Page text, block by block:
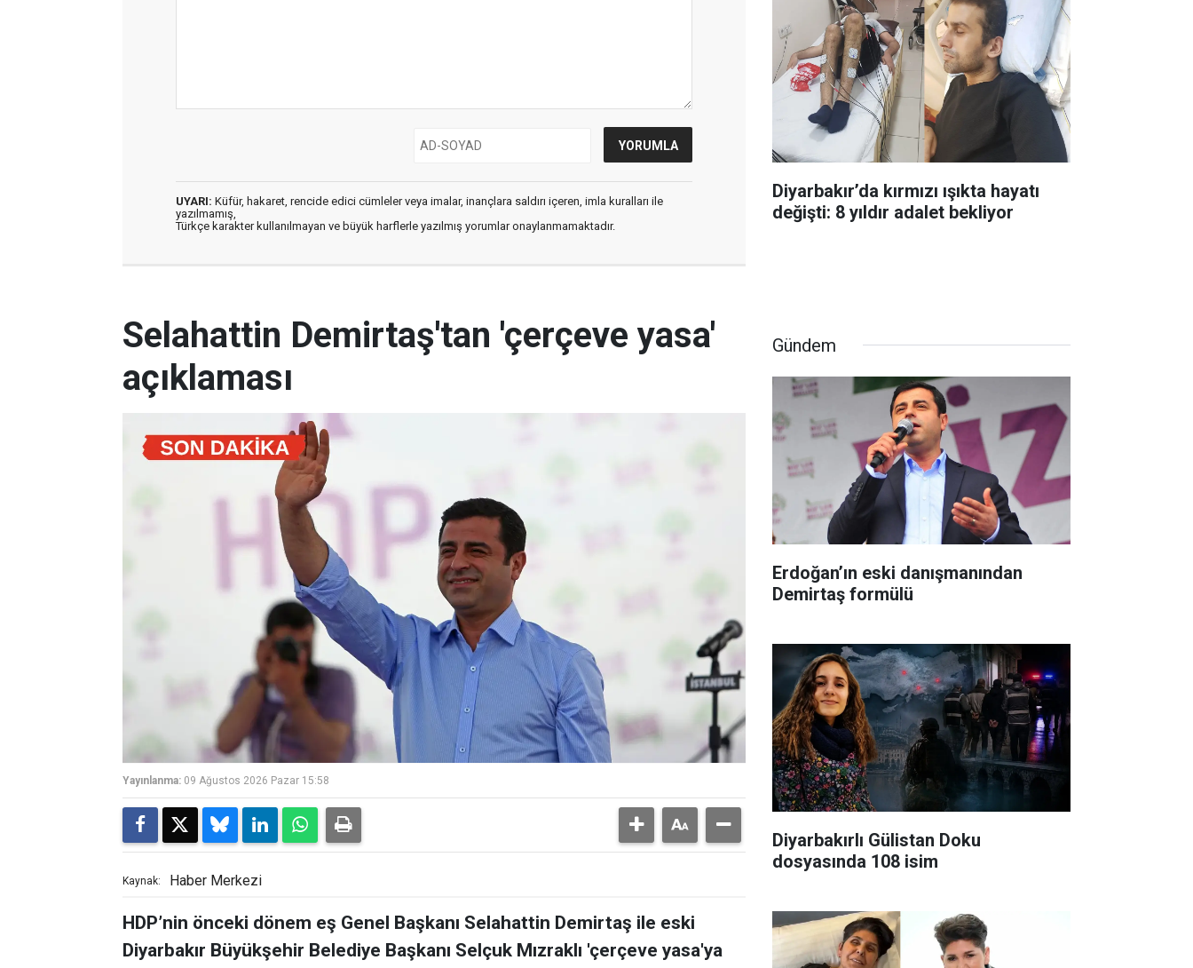
UYARI: Küfür, hakaret, rencide edici cümleler veya imalar, inançlara saldırı içeren, imla kuralları ile
yazılmamış,
Türkçe karakter kullanılmayan ve büyük harflerle yazılmış yorumlar onaylanmamaktadır.
Diyarbakır’da kırmızı ışıkta hayatı
değişti: 8 yıldır adalet bekliyor
Selahattin Demirtaş'tan 'çerçeve yasa'
açıklaması
Yayınlanma: 09 Ağustos 2026 Pazar 15:58
Kaynak: Haber Merkezi
HDP’nin önceki dönem eş Genel Başkanı Selahattin Demirtaş ile eski
Diyarbakır Büyükşehir Belediye Başkanı Selçuk Mızraklı 'çerçeve yasa'ya
Gündem
Erdoğan’ın eski danışmanından
Demirtaş formülü
Diyarbakırlı Gülistan Doku
dosyasında 108 isim